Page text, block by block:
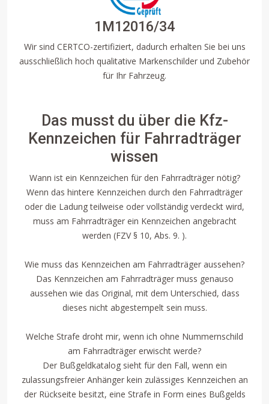
1M12016/34
Wir sind CERTCO-zertifiziert, dadurch erhalten Sie bei uns
ausschließlich hoch qualitative Markenschilder und Zubehör
für Ihr Fahrzeug.
Das musst du über die Kfz-
Kennzeichen für Fahrradträger
wissen
Wann ist ein Kennzeichen für den Fahrradträger nötig?
Wenn das hintere Kennzeichen durch den Fahrradträger
oder die Ladung teilweise oder vollständig verdeckt wird,
muss am Fahrradträger ein Kennzeichen angebracht
werden (FZV § 10, Abs. 9. ).
Wie muss das Kennzeichen am Fahrradträger aussehen?
Das Kennzeichen am Fahrradträger muss genauso
aussehen wie das Original, mit dem Unterschied, dass
dieses nicht abgestempelt sein muss.
Welche Strafe droht mir, wenn ich ohne Nummernschild
am Fahrradträger erwischt werde?
Der Bußgeldkatalog sieht für den Fall, wenn ein
zulassungsfreier Anhänger kein zulässiges Kennzeichen an
der Rückseite besitzt, eine Strafe in Form eines Bußgelds